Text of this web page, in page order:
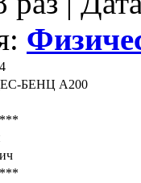
БЕНЦ А200